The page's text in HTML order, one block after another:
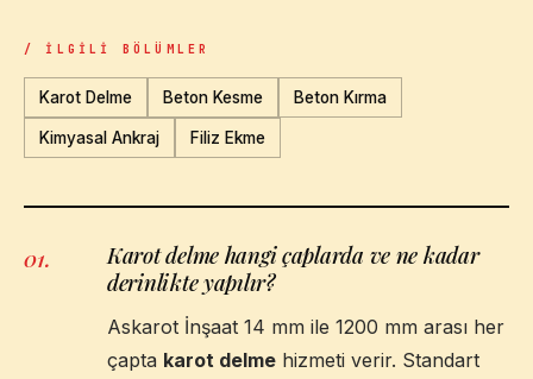
/ İLGILI BÖLÜMLER
Karot Delme Beton Kesme Beton Kırma
Kimyasal Ankraj Filiz Ekme
01.
Karot delme hangi çaplarda ve ne kadar
derinlikte yapılır?
Askarot İnşaat 14 mm ile 1200 mm arası her
çapta karot delme hizmeti verir. Standart